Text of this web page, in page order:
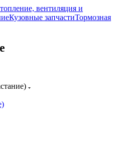
вентиляция и
Кузовные запчастиТормозная